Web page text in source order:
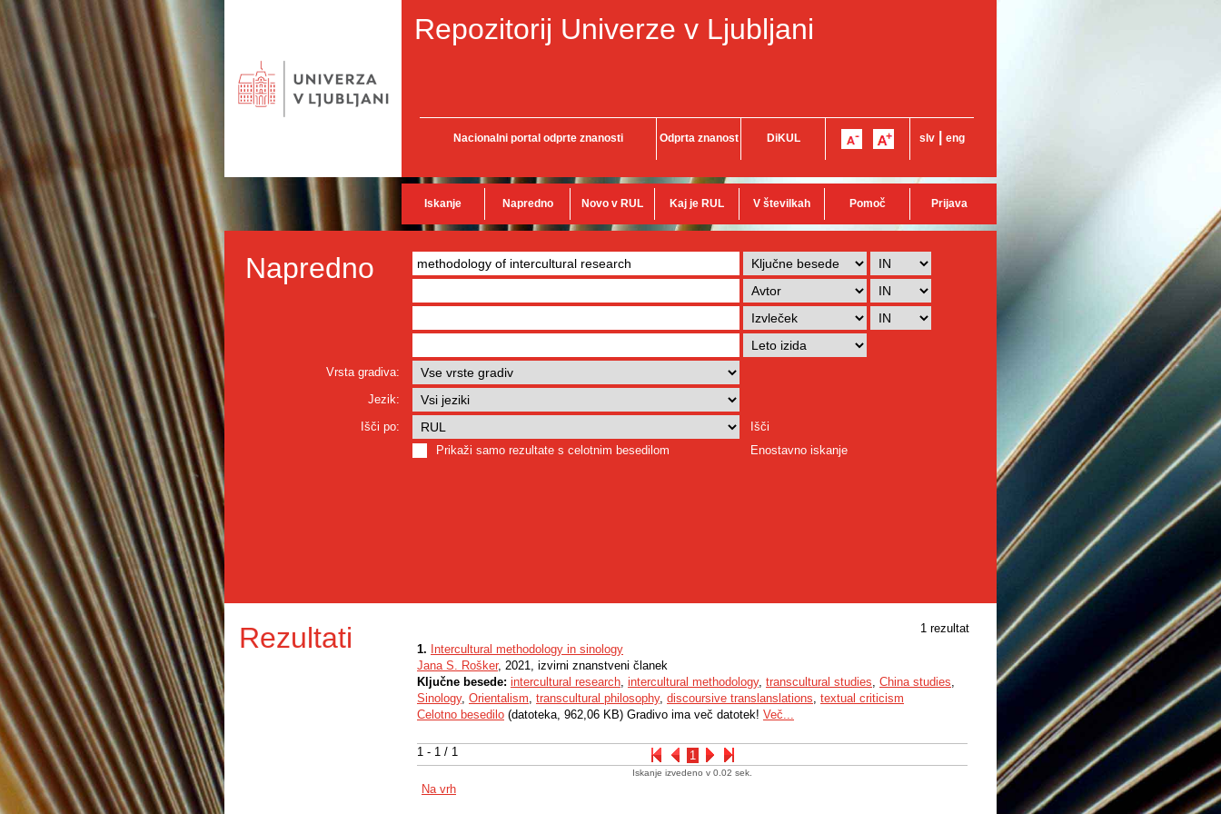
Repozitorij Univerze v Ljubljani
Nacionalni portal odprte znanosti Odprta znanost DiKUL slv eng
Iskanje Napredno Novo v RUL Kaj je RUL V številkah Pomoč Prijava
Napredno
Vrsta gradiva:
Jezik:
Išči po:
Išči
Prikaži samo rezultate s celotnim besedilom
Enostavno iskanje
Rezultati 1 rezultat
1 - 1 / 1 1
1. Intercultural methodology in sinology
Jana S. Rošker, 2021, izvirni znanstveni članek
Ključne besede: intercultural research, intercultural methodology, transcultural studies, China studies,
Sinology, Orientalism, transcultural philosophy, discoursive translanslations, textual criticism
Celotno besedilo (datoteka, 962,06 KB) Gradivo ima več datotek! Več...
Iskanje izvedeno v 0.02 sek.
Na vrh